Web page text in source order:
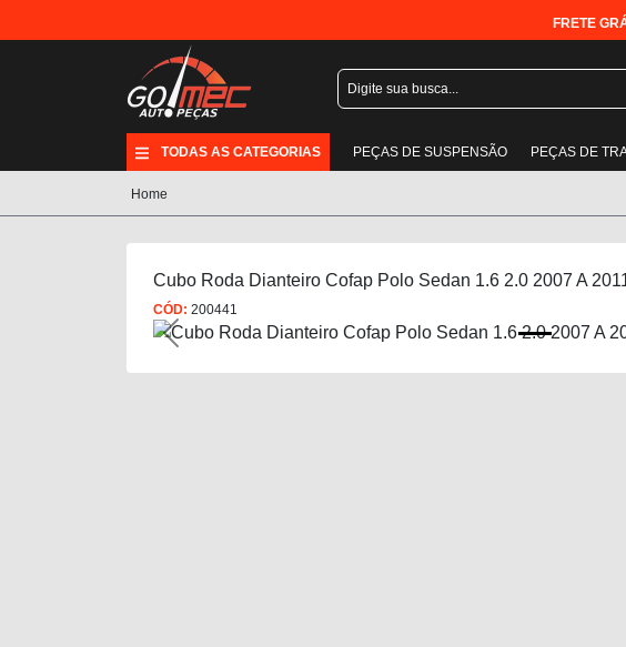
FRETE
TODAS AS CATEGORIAS PEÇAS DE SUSPENSÃO PEÇAS DE
Home
Cubo Roda Dianteiro Cofap Polo Sedan 1.6 2.0 2007 A
CÓD: 200441
Previous